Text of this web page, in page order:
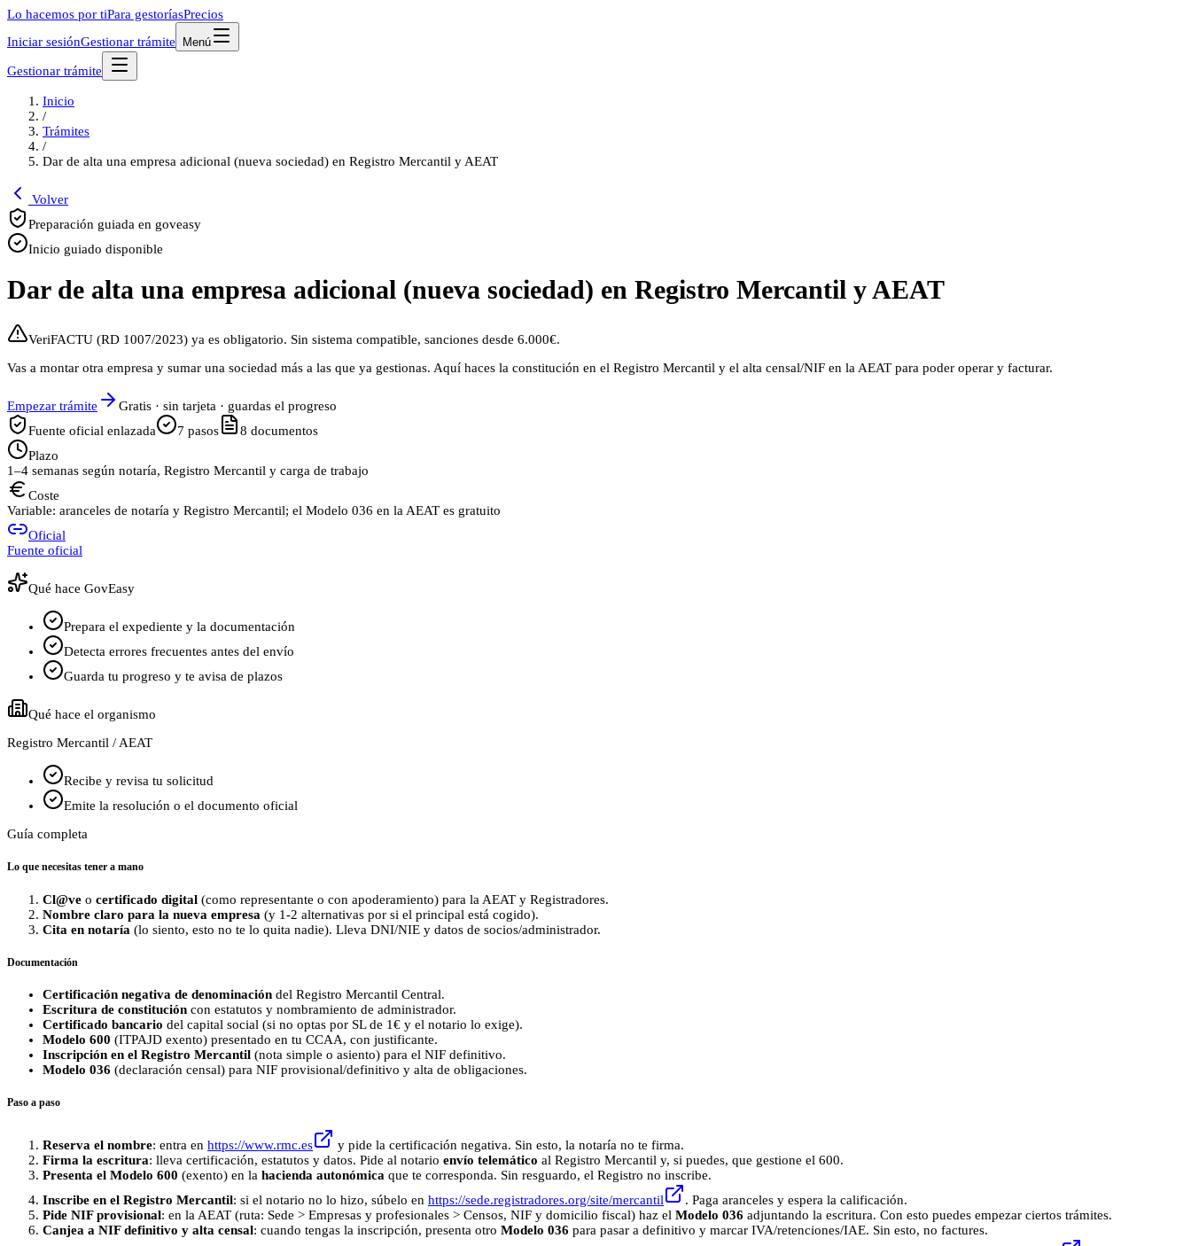
Lo hacemos por tiPara gestoríasPrecios
Iniciar sesiónGestionar trámite Menú
Gestionar trámite
Inicio
/
Trámites
/
Dar de alta una empresa adicional (nueva sociedad) en Registro Mercantil y AEAT
Volver
Preparación guiada en goveasy
Inicio guiado disponible
Dar de alta una empresa adicional (nueva sociedad) en Registro Mercantil y AEAT
VeriFACTU (RD 1007/2023) ya es obligatorio. Sin sistema compatible, sanciones desde 6.000€.
Vas a montar otra empresa y sumar una sociedad más a las que ya gestionas. Aquí haces la constitución en el Registro Mercantil y el alta censal/NIF en la AEAT para poder operar y facturar.
Empezar trámite
Gratis · sin tarjeta · guardas el progreso
Fuente oficial enlazada
7 pasos 8 documentos
Plazo
1–4 semanas según notaría, Registro Mercantil y carga de trabajo
Coste
Variable: aranceles de notaría y Registro Mercantil; el Modelo 036 en la AEAT es gratuito
Oficial
Fuente oficial
Qué hace GovEasy
Prepara el expediente y la documentación
Detecta errores frecuentes antes del envío
Guarda tu progreso y te avisa de plazos
Qué hace el organismo
Registro Mercantil / AEAT
Recibe y revisa tu solicitud
Emite la resolución o el documento oficial
Guía completa
Lo que necesitas tener a mano
Cl@ve o certificado digital (como representante o con apoderamiento) para la AEAT y Registradores.
Nombre claro para la nueva empresa (y 1-2 alternativas por si el principal está cogido).
Cita en notaría (lo siento, esto no te lo quita nadie). Lleva DNI/NIE y datos de socios/administrador.
Documentación
Certificación negativa de denominación del Registro Mercantil Central.
Escritura de constitución con estatutos y nombramiento de administrador.
Certificado bancario del capital social (si no optas por SL de 1€ y el notario lo exige).
Modelo 600 (ITPAJD exento) presentado en tu CCAA, con justificante.
Inscripción en el Registro Mercantil (nota simple o asiento) para el NIF definitivo.
Modelo 036 (declaración censal) para NIF provisional/definitivo y alta de obligaciones.
Paso a paso
Reserva el nombre: entra en https://www.rmc.es
y pide la certificación negativa. Sin esto, la notaría no te firma.
Firma la escritura: lleva certificación, estatutos y datos. Pide al notario envío telemático al Registro Mercantil y, si puedes, que gestione el 600.
Presenta el Modelo 600 (exento) en la hacienda autonómica que te corresponda. Sin resguardo, el Registro no inscribe.
Inscribe en el Registro Mercantil: si el notario no lo hizo, súbelo en https://sede.registradores.org/site/mercantil
. Paga aranceles y espera la calificación.
Pide NIF provisional: en la AEAT (ruta: Sede > Empresas y profesionales > Censos, NIF y domicilio fiscal) haz el Modelo 036 adjuntando la escritura. Con esto puedes empezar ciertos trámites.
Canjea a NIF definitivo y alta censal: cuando tengas la inscripción, presenta otro Modelo 036 para pasar a definitivo y marcar IVA/retenciones/IAE. Sin esto, no factures.